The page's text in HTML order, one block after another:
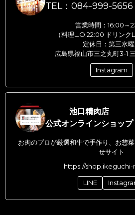
TEL：084-999-5656
営業時間：16:00～
（料理L.O.22:00 ドリンク
定休日：第三水曜
広島県福山市三之丸町3-1
Instagram
池口精肉店
公式オンラインショップ
お肉のプロが厳選和牛で手作り、お惣
せサイト
https://
LINE